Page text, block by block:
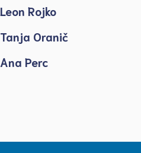
Leon Rojko
Tanja Oranič
Ana Perc